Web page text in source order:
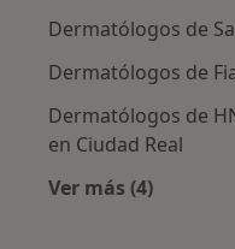
Dermatólogos de
Dermatólogos de
Dermatólogos de
en Ciudad Real
Ver más (4)